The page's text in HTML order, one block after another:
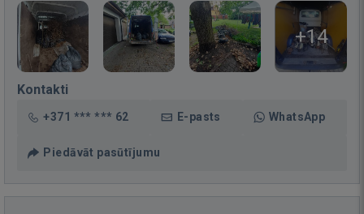
+14
Kontakti
+371 *** *** 62 E-pasts WhatsApp
Piedāvāt pasūtījumu